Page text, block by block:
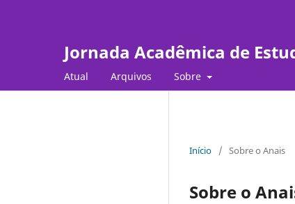
Jornada Acadêmica de
Atual Arquivos Sobre
Início / Sobre o Anais
Sobre o